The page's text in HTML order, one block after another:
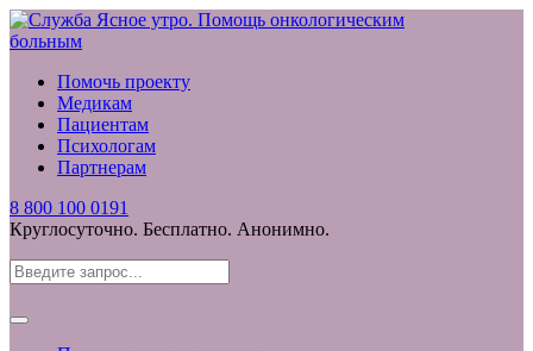
Помочь проекту
Медикам
Пациентам
Психологам
Партнерам
8 800 100 0191
Круглосуточно. Бесплатно. Анонимно.